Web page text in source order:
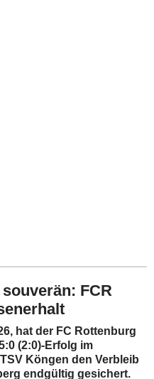
FCR
hat der FC Rottenburg
(2:0)-Erfolg im
Köngen den Verbleib
endgültig gesichert.